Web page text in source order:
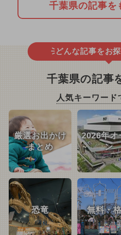
千葉県の記事を
どんな記事をお
千葉県の記事
人気キーワード
厳選お出かけ
まとめ
2026年オ
ン
恐竜 無料・